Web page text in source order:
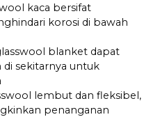
kaca bersifat
korosi di bawah
blanket dapat
sekitarnya untuk
lembut dan fleksibel,
penanganan